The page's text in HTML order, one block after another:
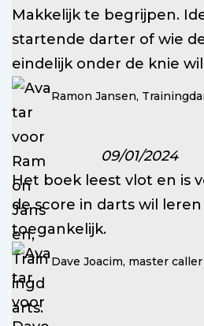
Makkelijk te begrijpen.
startende darter of wie
eindelijk onder de knie
Ramon Jansen,
09/01/2024
Het boek leest vlot en is
de score in darts wil
toegankelijk.
Dave Joacim, master